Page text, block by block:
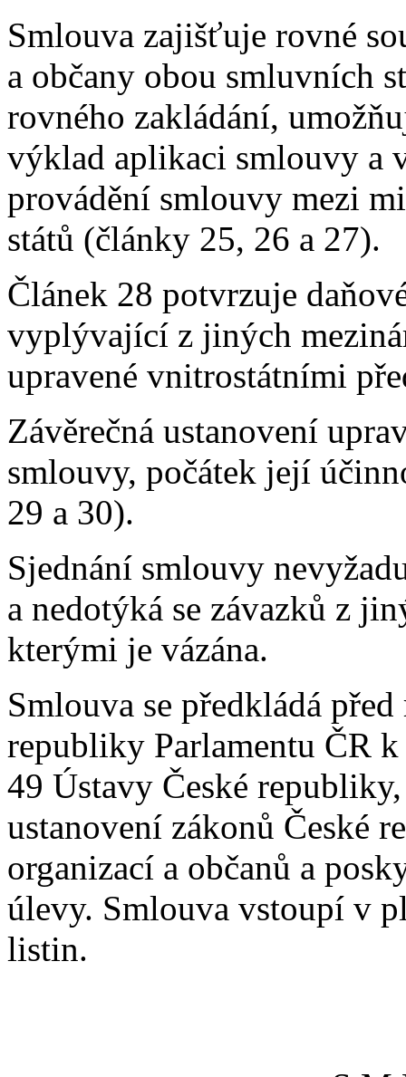
Smlouva zajišťuje rovné
a občany obou smluvních
rovného zakládání,
výklad aplikaci smlouvy a
provádění smlouvy mezi
států (články 25, 26 a 27).
Článek 28 potvrzuje
vyplývající z jiných
upravené vnitrostátními
Závěrečná ustanovení
smlouvy, počátek její
29 a 30).
Sjednání smlouvy
a nedotýká se závazků z
kterými je vázána.
Smlouva se předkládá
republiky Parlamentu ČR
49 Ústavy České
ustanovení zákonů České
organizací a občanů a
úlevy. Smlouva vstoupí v
listin.